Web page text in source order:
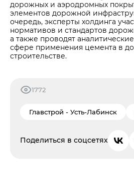
дорожных и аэродромных
элементов дорожной
очередь, эксперты холдинга
нормативов и стандартов
а также проводят
сфере применения цемента в
строительстве.
1772
Главстрой - Усть-Лабинск
Поделиться в соцсетях